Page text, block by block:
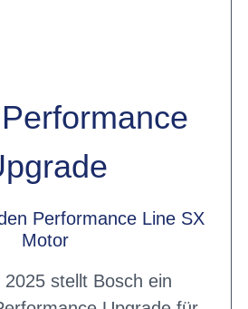
Performance Line SX
Motor
stellt Bosch ein